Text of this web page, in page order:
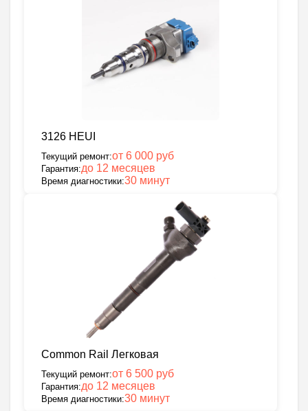
3126 HEUI
Текущий ремонт:от 6 000 руб
Гарантия:до 12 месяцев
Время диагностики:30 минут
Common Rail Легковая
Текущий ремонт:от 6 500 руб
Гарантия:до 12 месяцев
Время диагностики:30 минут